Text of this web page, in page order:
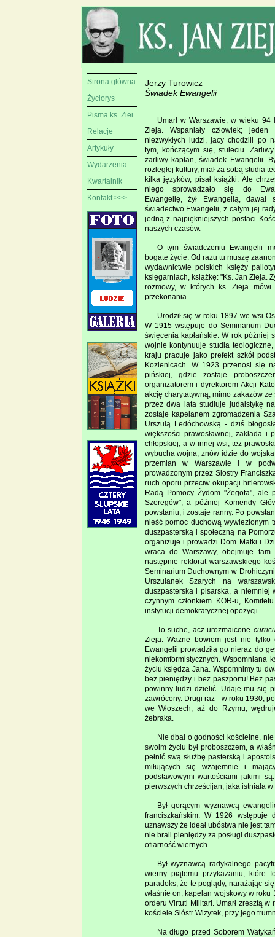
Strona główna
Życiorys
Pisma ks. Ziei
Relacje
Artykuły
Wydarzenia
Kwartalnik
Kontakt >>>
Jerzy Turowicz
Świadek Ewangelii
Umarł w Warszawie, w wieku 94
Zieja. Wspaniały człowiek;
niezwykłych ludzi, jacy chodzili po
tym, kończącym się, stuleciu.
żarliwy kapłan, świadek Ewangelii.
rozległej kultury, miał za sobą studia
kilka języków, pisał książki. Ale
niego sprowadzało się do
Ewangelię, żył Ewangelią, dawał
świadectwo Ewangelii, z całym jej
jedną z najpiękniejszych postaci
naszych czasów.
O tym świadczeniu Ewangelii
bogate życie. Od razu tu muszę
wydawnictwie polskich księży
księgarniach, książkę: "Ks. Jan Zieja.
rozmowy, w których ks. Zieja
przekonania.
Urodził się w roku 1897 we wsi
W 1915 wstępuje do Seminarium
święcenia kapłańskie. W rok później
wojnie kontynuuje studia
kraju pracuje jako prefekt szkół
Kozienicach. W 1923 przenosi się
pińskiej, gdzie zostaje
organizatorem i dyrektorem Akcji
akcję charytatywną, mimo zakazów
przez dwa lata studiuje judaistykę
zostaje kapelanem zgromadzenia
Urszulą Ledóchowską - dziś
większości prawosławnej, zakłada
chłopskiej, a w innej wsi, też
wybucha wojna, znów idzie do
przemian w Warszawie i w
prowadzonym przez Siostry
ruch oporu przeciw okupacji
Radą Pomocy Żydom "Żegota", ale
Szeregów", a później Komendy
powstaniu, i zostaje ranny. Po
nieść pomoc duchową wywiezionym
duszpasterską i społeczną na
organizuje i prowadzi Dom Matki i
wraca do Warszawy, obejmuje
następnie rektorat warszawskiego
Seminarium Duchownym w
Urszulanek Szarych na
duszpasterska i pisarska, a niemniej
czynnym członkiem KOR-u,
instytucji demokratycznej opozycji.
To suche, acz urozmaicone
Zieja. Ważne bowiem jest nie tylko
Ewangelii prowadziła go nieraz do
niekomformistycznych. Wspomniana
życiu księdza Jana. Wspomnimy tu
bez pieniędzy i bez paszportu! Bez
powinny ludzi dzielić. Udaje mu się
zawrócony. Drugi raz - w roku 1930,
we Włoszech, aż do Rzymu,
żebraka.
Nie dbał o godności kościelne,
swoim życiu był proboszczem, a
pełnić swą służbę pasterską i
miłujących się wzajemnie i
podstawowymi wartościami jakimi
pierwszych chrześcijan, jaka istniała
Był gorącym wyznawcą
franciszkańskim. W 1926 wstępuje
uznawszy że ideał ubóstwa nie jest
nie brali pieniędzy za posługi
ofiarność wiernych.
Był wyznawcą radykalnego
wierny piątemu przykazaniu, które
paradoks, że te poglądy, narażając
właśnie on, kapelan wojskowy w
orderu Virtuti Militari. Umarł zresztą
kościele Sióstr Wizytek, przy jego
Na długo przed Soborem